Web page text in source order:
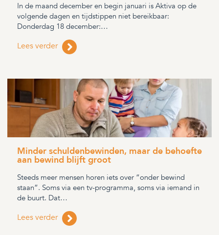
In de maand december en begin januari is Aktiva op de
volgende dagen en tijdstippen niet bereikbaar:
Donderdag 18 december:…
Lees verder
Minder schuldenbewinden, maar de behoefte
aan bewind blijft groot
Steeds meer mensen horen iets over “onder bewind
staan”. Soms via een tv-programma, soms via iemand in
de buurt. Dat…
Lees verder